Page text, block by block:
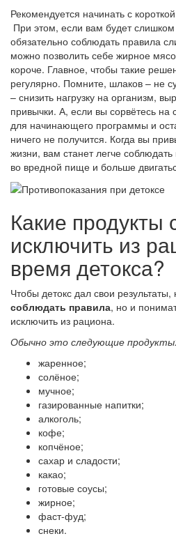
Рекомендуется начинать с
При этом, если вам будет
обязательно соблюдать правила
можно позволить себе жирное
короче. Главное, чтобы такие
регулярно. Помните, шлаков – не
– снизить нагрузку на организм,
привычки. А, если вы сорвётесь
для начинающего программы и
ничего не получится. Когда вы
жизни, вам станет легче
во вредной пище и больше
Какие продукты
исключить из
время детокса?
Чтобы детокс дал свои результаты,
соблюдать правила, но и
исключить из рациона.
Обычно это следующие
жаренное;
солёное;
мучное;
газированные напитки;
алкоголь;
кофе;
копчёное;
сахар и сладости;
какао;
готовые соусы;
жирное;
фаст-фуд;
снеки.